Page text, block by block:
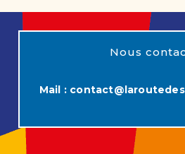
Nous
Mail :